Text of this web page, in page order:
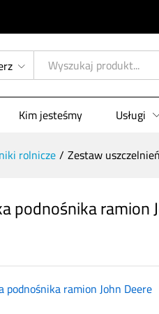
Kim jesteśmy Usługi
rolnicze/ Zestaw
podnośnika ramion
podnośnika ramion
Opinie (0)